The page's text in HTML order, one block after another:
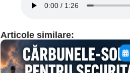
Articole similare: